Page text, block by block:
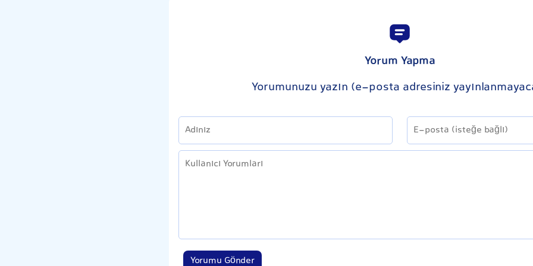
Yorum Yapma
Yorumunuzu yazın (e-posta adresiniz
Yorumu Gönder